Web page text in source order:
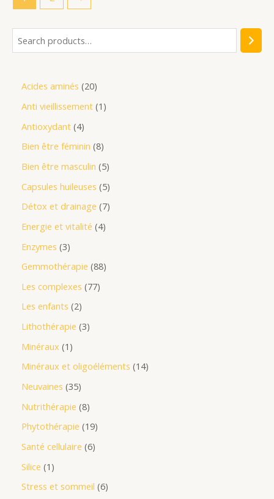
Acides aminés 20
Anti vieillissement 1
Antioxydant 4
Bien être féminin 8
Bien être masculin 5
Capsules huileuses 5
Détox et drainage 7
Energie et vitalité 4
Enzymes 3
Gemmothérapie 88
Les complexes 77
Les enfants 2
Lithothérapie 3
Minéraux 1
Minéraux et oligoéléments 14
Neuvaines 35
Nutrithérapie 8
Phytothérapie 19
Santé cellulaire 6
Silice 1
Stress et sommeil 6